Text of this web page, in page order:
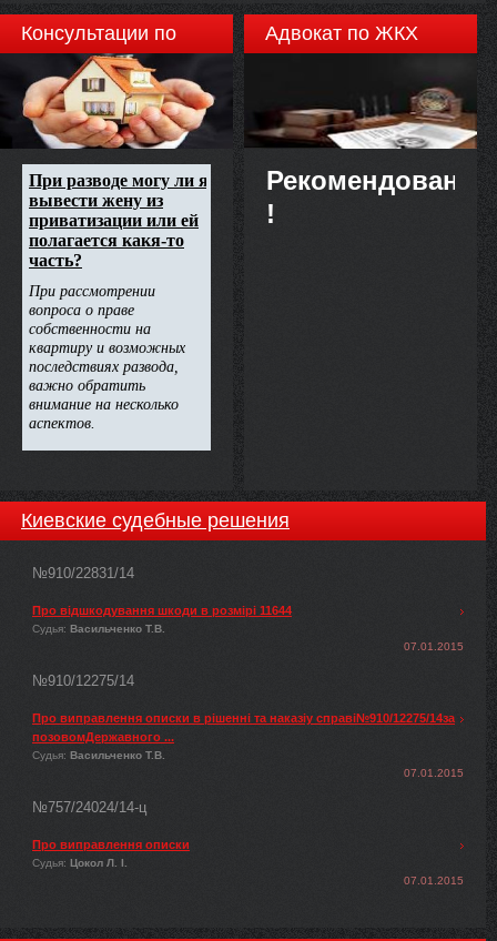
Консультации по
недвижимости
Адвокат по ЖКХ
Рекомендовано
!
Киевские судебные решения
№910/22831/14
Про відшкодування шкоди в розмірі 11644
Судья: Васильченко Т.В.
07.01.2015
№910/12275/14
Про виправлення описки в рішенні та наказіу справі№910/12275/14за
позовомДержавного ...
Судья: Васильченко Т.В.
07.01.2015
№757/24024/14-ц
Про виправлення описки
Судья: Цокол Л. І.
07.01.2015